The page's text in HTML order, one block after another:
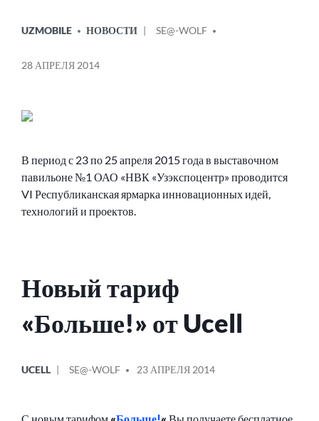
В
UZMOBILE НОВОСТИ
ОТ
SE@-WOLF
28 АПРЕЛЯ 2014
В период с 23 по 25 апреля 2015 года в выставочном
павильоне №1 ОАО «НВК «Узэкспоцентр» проводится
VI Республиканская ярмарка инновационных идей,
технологий и проектов.
Новый тариф
«Больше!» от Ucell
В
UCELL
ОТ
SE@-WOLF 23 АПРЕЛЯ 2014
С новым тарифом «Больше!« Вы получаете бесплатное